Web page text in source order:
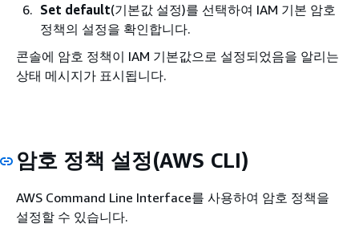
Set default(기본값 설정)를 선택하여 IAM 기본 암호
정책의 설정을 확인합니다.
콘솔에 암호 정책이 IAM 기본값으로 설정되었음을 알리는
상태 메시지가 표시됩니다.
암호 정책 설정(AWS CLI)
AWS Command Line Interface를 사용하여 암호 정책을
설정할 수 있습니다.